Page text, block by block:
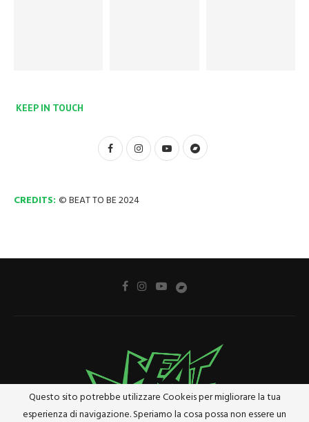
KEEP IN TOUCH
CREDITS: © BEAT TO BE 2024
Questo sito potrebbe utilizzare Cookeis per migliorare la tua
esperienza di navigazione. Speriamo la cosa possa non essere un